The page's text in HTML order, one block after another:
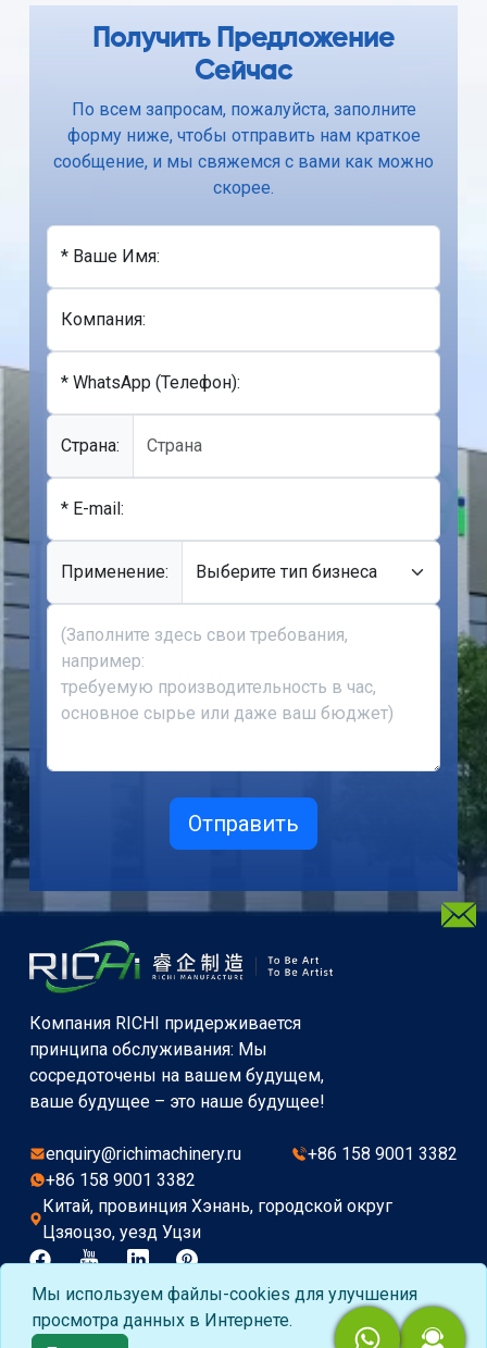
Мы используем файлы-cookies для улучшения
просмотра данных в Интернете.
Получить Предложение
Сейчас
По всем запросам, пожалуйста, заполните
форму ниже, чтобы отправить нам краткое
сообщение, и мы свяжемся с вами как можно
скорее.
* Ваше Имя:
Компания:
* WhatsApp (Телефон):
Cтрана:
* E-mail:
Применение:
Компания RICHI придерживается
принципа обслуживания: Мы
сосредоточены на вашем будущем,
ваше будущее – это наше будущее!
enquiry@richimachinery.ru
+86 158 9001 3382
+86 158 9001 3382
Китай, провинция Хэнань, городской округ
Цзяоцзо, уезд Уцзи
Copyright©2015-2026 by HENAN RICHI MACHINERY
CO., LTD. All rights reserved.